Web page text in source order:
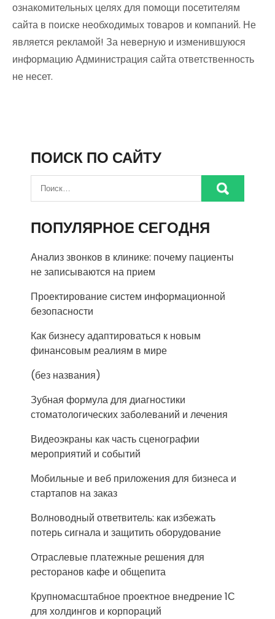
ознакомительных целях для помощи посетителям
сайта в поиске необходимых товаров и компаний. Не
является рекламой! За неверную и изменившуюся
информацию Администрация сайта ответственность
не несет.
ПОИСК ПО САЙТУ
ПОПУЛЯРНОЕ СЕГОДНЯ
Анализ звонков в клинике: почему пациенты
не записываются на прием
Проектирование систем информационной
безопасности
Как бизнесу адаптироваться к новым
финансовым реалиям в мире
(без названия)
Зубная формула для диагностики
стоматологических заболеваний и лечения
Видеоэкраны как часть сценографии
мероприятий и событий
Мобильные и веб приложения для бизнеса и
стартапов на заказ
Волноводный ответвитель: как избежать
потерь сигнала и защитить оборудование
Отраслевые платежные решения для
ресторанов кафе и общепита
Крупномасштабное проектное внедрение 1С
для холдингов и корпораций